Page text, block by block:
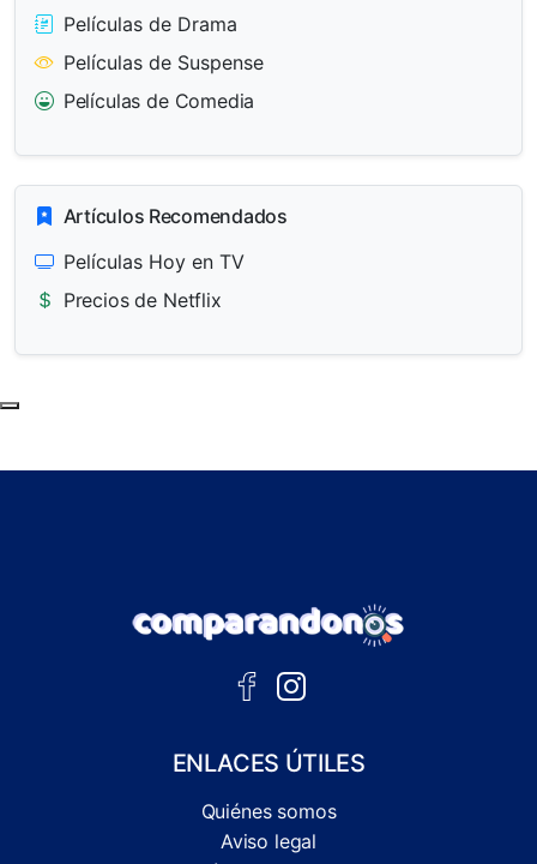
Películas de Drama
Películas de Suspense
Películas de Comedia
Artículos Recomendados
Películas Hoy en TV
Precios de Netflix
ENLACES ÚTILES
Quiénes somos
Aviso legal